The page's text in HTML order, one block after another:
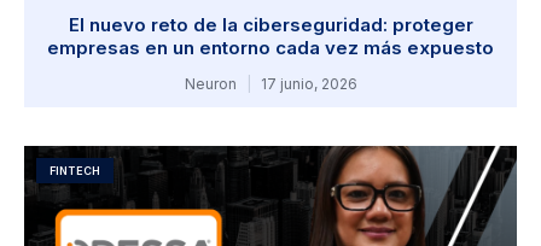
El nuevo reto de la ciberseguridad: proteger
empresas en un entorno cada vez más expuesto
Neuron 17 junio, 2026
FINTECH